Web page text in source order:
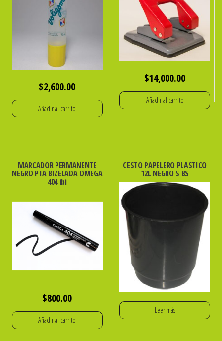
$2,600.00
Añadir al carrito
$14,000.00
Añadir al carrito
MARCADOR PERMANENTE
NEGRO PTA BIZELADA OMEGA
404 ibi
$800.00
Añadir al carrito
CESTO PAPELERO PLASTICO
12L NEGRO S BS
Leer más